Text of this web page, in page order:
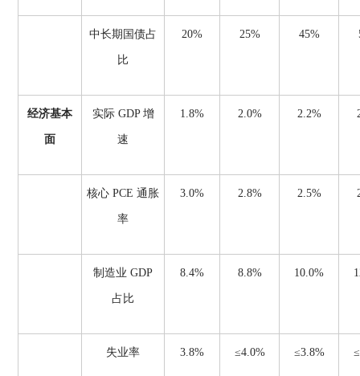
中长期国债占
比
20% 25% 45%
经济基本
面
实际 GDP 增
速
1.8% 2.0% 2.2%
核心 PCE 通胀
率
3.0% 2.8% 2.5%
制造业 GDP
占比
8.4% 8.8% 10.0%
失业率 3.8% ≤4.0% ≤3.8%